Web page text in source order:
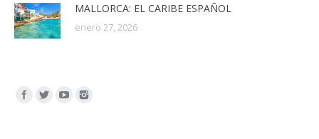
MALLORCA: EL CARIBE ESPAÑOL
enero 27, 2026
Encuéntranos en: